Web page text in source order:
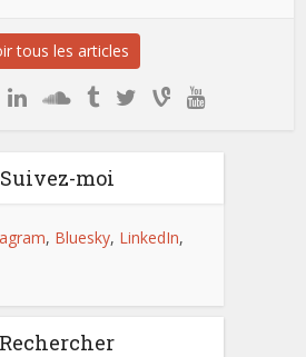
tous les articles
Suivez-moi
, Bluesky, LinkedIn,
Rechercher